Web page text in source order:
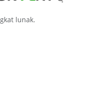
lunak.